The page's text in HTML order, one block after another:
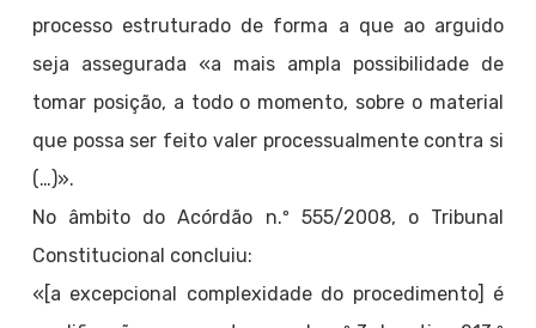
processo estruturado de forma a que ao arguido
seja assegurada «a mais ampla possibilidade de
tomar posição, a todo o momento, sobre o material
que possa ser feito valer processualmente contra si
(…)».
No âmbito do Acórdão n.º 555/2008, o Tribunal
Constitucional concluiu:
«[a excepcional complexidade do procedimento] é